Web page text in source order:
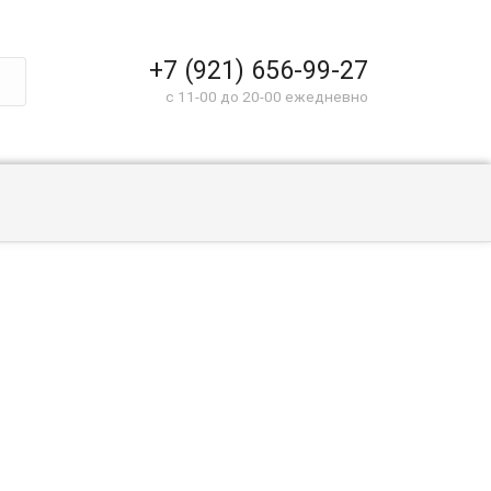
+7 (921) 656-99-27
c 11-00 до 20-00 ежедневно